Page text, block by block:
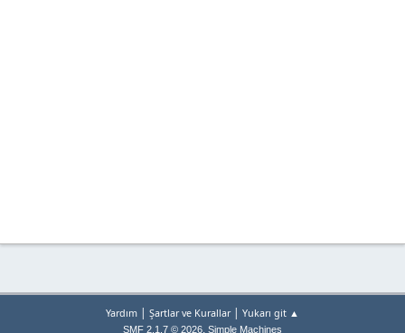
Yardım | Şartlar ve Kurallar| Yukarı git ▲
SMF 2.1.7 © 2026, Simple Machines